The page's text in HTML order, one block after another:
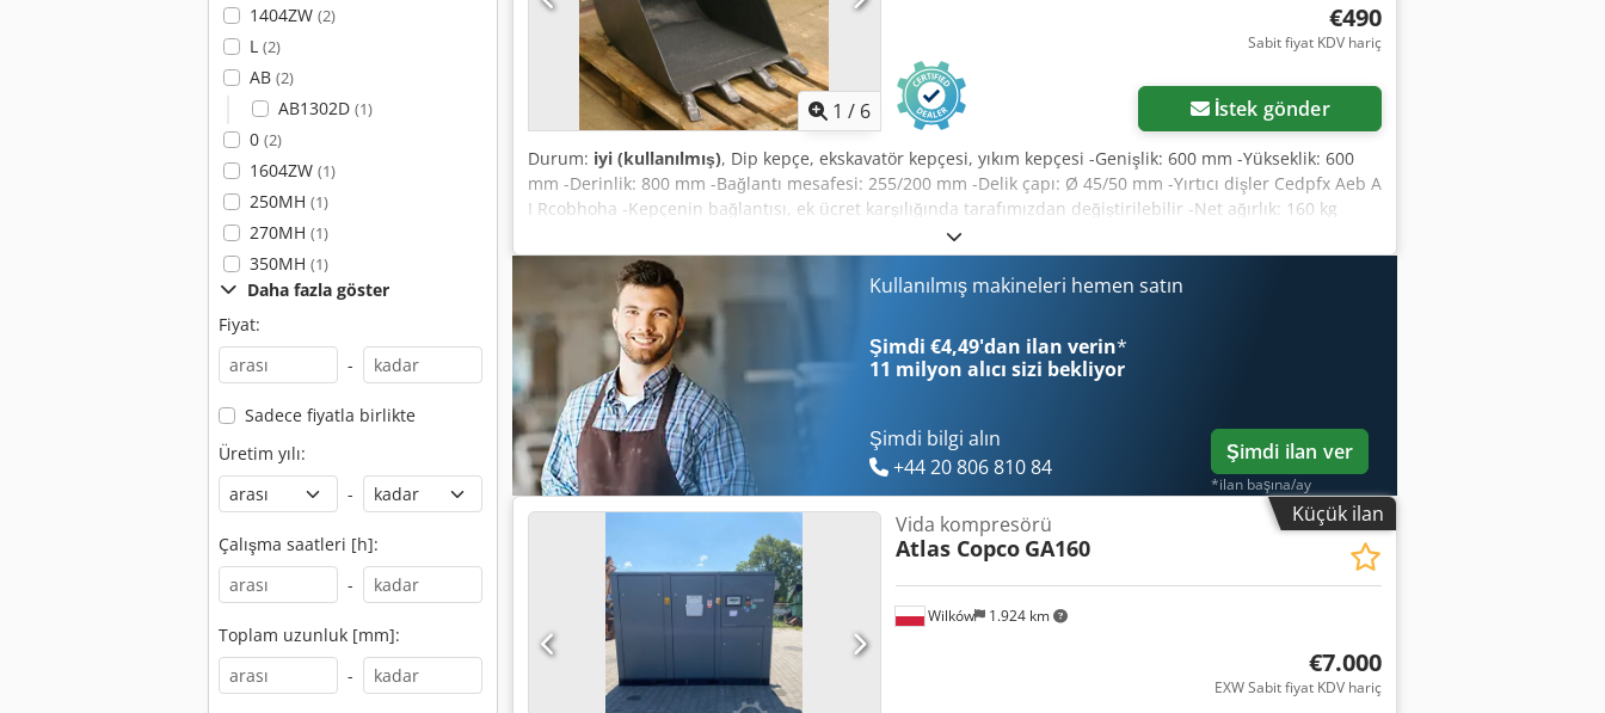
1404ZW (2)
L (2)
AB (2)
AB1302D (1)
0 (2)
1604ZW (1)
250MH (1)
270MH (1)
350MH (1)
Daha fazla göster
Fiyat:
-
Sadece fiyatla birlikte
Üretim yılı:
-
Çalışma saatleri [h]:
-
Toplam uzunluk [mm]:
-
1 / 6
€490
Sabit fiyat KDV hariç
İstek gönder
Durum: iyi (kullanılmış), Dip kepçe, ekskavatör kepçesi, yıkım kepçesi -Genişlik: 600 mm -Yükseklik: 600
mm -Derinlik: 800 mm -Bağlantı mesafesi: 255/200 mm -Delik çapı: Ø 45/50 mm -Yırtıcı dişler Cedpfx Aeb A
I Rcobhoha -Kepçenin bağlantısı, ek ücret karşılığında tarafımızdan değiştirilebilir -Net ağırlık: 160 kg
Kullanılmış makineleri hemen satın
Şimdi €4,49'dan ilan verin*
11 milyon alıcı sizi bekliyor
Şimdi bilgi alın
+44 20 806 810 84
Şimdi ilan ver
*ilan başına/ay
Küçük ilan
Wilków 1.924 km
Vida kompresörü
Atlas Copco GA160
€7.000
EXW Sabit fiyat KDV hariç